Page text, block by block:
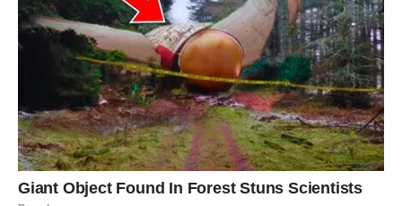
događajem koji niste očekivali.
Moguće je da ćete dobiti vest koja će vas iznenaditi, ali i
pokrenuti lavinu novih misli.
U ljubavi, neko može pokazati jasne signale da želi više
od prijateljstva. Ova situacija može vas naterati da
preispitate sopstvena osećanja.